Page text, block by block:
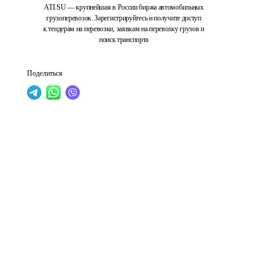
ATI.SU — крупнейшая в России биржа автомобильных
грузоперевозок. Зарегистрируйтесь и получите доступ
к тендерам на перевозки, заявкам на перевозку грузов и
поиск транспорта
Поделиться